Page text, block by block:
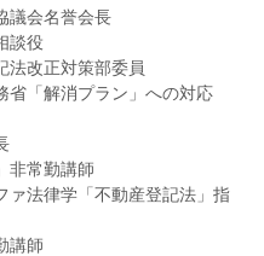
議会名誉会長
談役
法改正対策部委員
省「解消プラン」への対応
非常勤講師
ァ法律学「不動産登記法」指
講師